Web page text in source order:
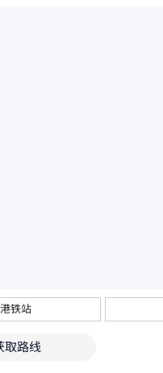
港铁站
取路线